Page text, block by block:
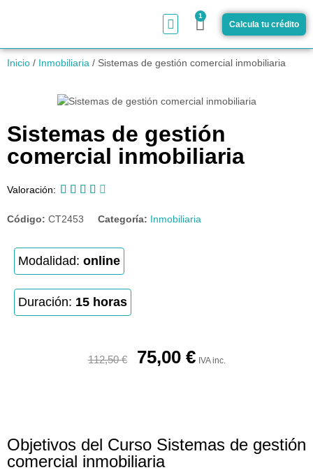
1
Calcula tu crédito
Inicio / Inmobiliaria / Sistemas de gestión comercial inmobiliaria
Sistemas de gestión
comercial inmobiliaria
Valoración:     
Código: CT2453 Categoría: Inmobiliaria
Modalidad: online
Duración: 15 horas
112,50€ 75,00 € IVA inc.
Objetivos del Curso Sistemas de gestión
comercial inmobiliaria